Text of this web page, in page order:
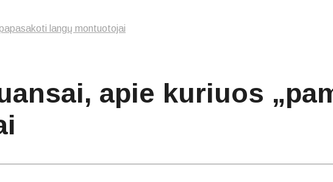
langų montuotojai
apie kuriuos